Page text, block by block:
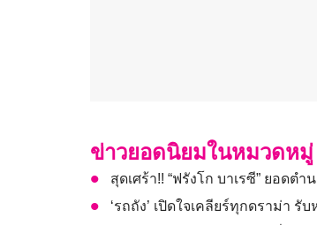
ข่าวยอดนิยมในหมวดหมู่
สุดเศร้า!! “ฟรังโก บาเรซี” ยอดต
‘รถถัง’ เปิดใจเคลียร์ทุกดราม่า